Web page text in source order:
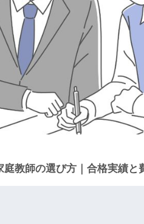
教師の選び方｜合格実績と